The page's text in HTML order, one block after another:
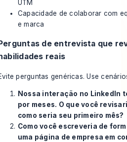
UTM
Capacidade de colaborar com
e marca
de entrevista que
reais
perguntas genéricas. Use
Nossa interação no LinkedIn
por meses. O que você
como seria seu primeiro mês?
Como você escreveria de
uma página de empresa em